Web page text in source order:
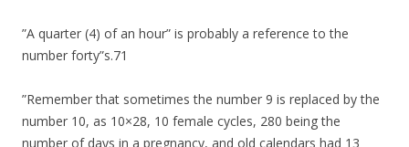
”A quarter (4) of an hour” is probably a reference to the
number forty”s.71
”Remember that sometimes the number 9 is replaced by the
number 10, as 10×28, 10 female cycles, 280 being the
number of days in a pregnancy, and old calendars had 13